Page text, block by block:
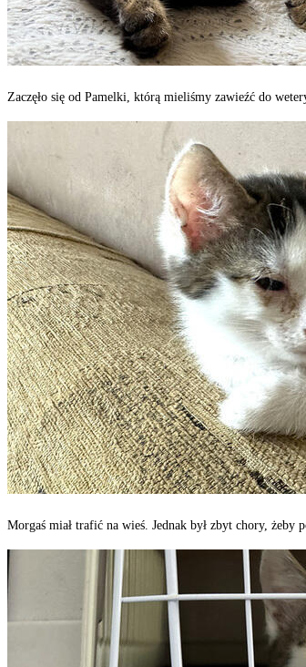
Zaczęło się od Pamelki, którą mieliśmy zawieźć do
Morgaś miał trafić na wieś. Jednak był zbyt chory, żeby